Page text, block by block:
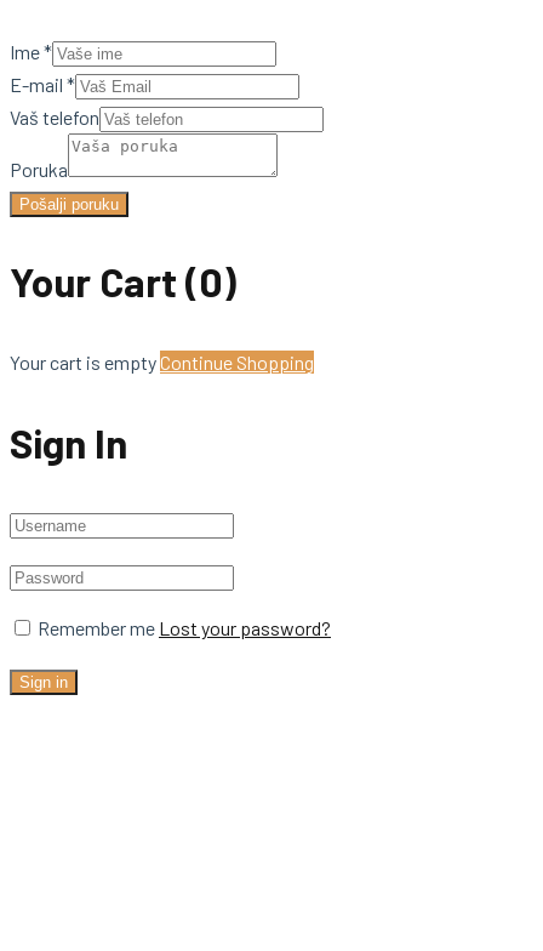
Ime*
E-mail *
Vaš telefon
Poruka
Pošalji poruku
Your Cart (0)
Your cart is emptyContinue Shopping
Sign In
Remember me Lost your password?
Sign in